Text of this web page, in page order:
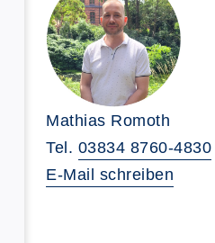
Mathias Romoth
Tel. 03834 8760-4830
E-Mail schreiben